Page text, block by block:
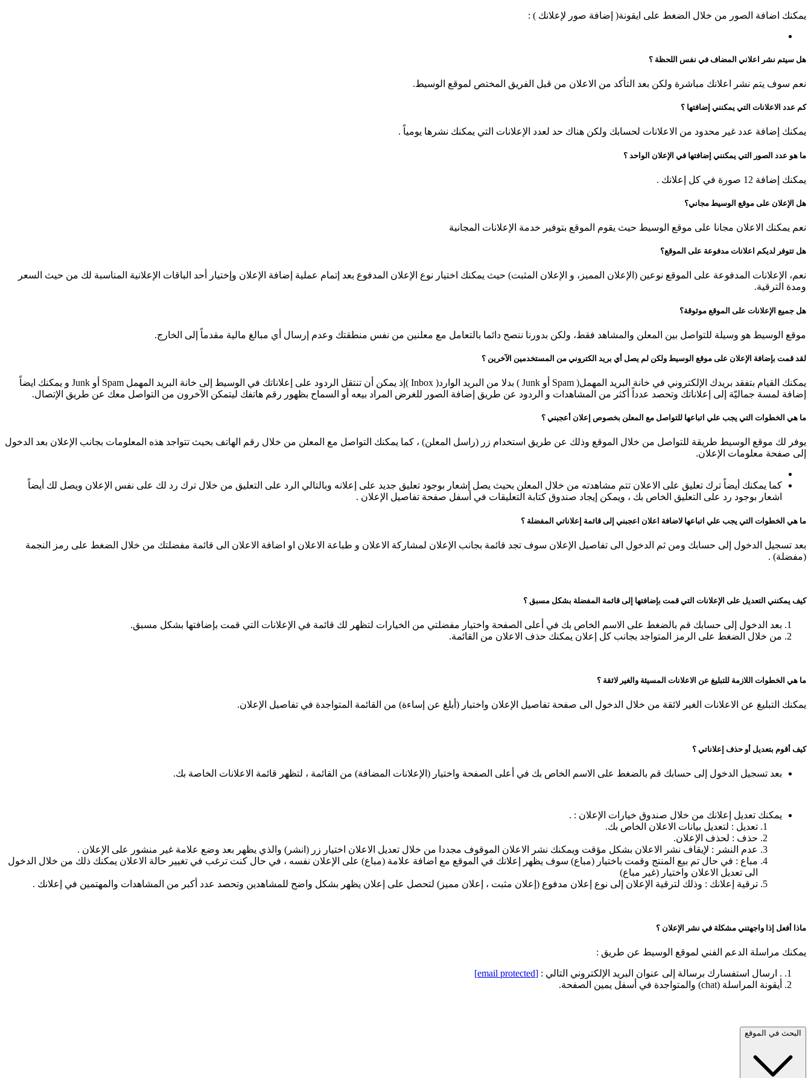
يمكنك اضافة الصور من خلال الضغط على ايقونة( إضافة صور لإعلانك ) :
هل سيتم نشر اعلاني المضاف في نفس اللحظة ؟
نعم سوف يتم نشر اعلانك مباشرة ولكن بعد التأكد من الاعلان من قبل الفريق المختص لموقع الوسيط.
كم عدد الاعلانات التي يمكنني إضافتها ؟
يمكنك إضافة عدد غير محدود من الاعلانات لحسابك ولكن هناك حد لعدد الإعلانات التي يمكنك نشرها يومياً .
ما هو عدد الصور التي يمكنني إضافتها في الإعلان الواحد ؟
يمكنك إضافة 12 صورة في كل إعلانك .
هل الإعلان على موقع الوسيط مجاني؟
نعم يمكنك الاعلان مجانا على موقع الوسيط حيث يقوم الموقع بتوفير خدمة الإعلانات المجانية
هل تتوفر لديكم اعلانات مدفوعة على الموقع؟
نعم، الإعلانات المدفوعة على الموقع نوعين (الإعلان المميز، و الإعلان المثبت) حيث يمكنك اختيار نوع الإعلان المدفوع بعد إتمام عملية إضافة الإعلان وإختيار أحد الباقات الإعلانية المناسبة لك من حيث السعر
ومدة الترقية.
هل جميع الإعلانات على الموقع موثوقة؟
موقع الوسيط هو وسيلة للتواصل بين المعلن والمشاهد فقط، ولكن بدورنا ننصح دائما بالتعامل مع معلنين من نفس منطقتك وعدم إرسال أي مبالغ مالية مقدماً إلى الخارج.
لقد قمت بإضافة الإعلان على موقع الوسيط ولكن لم يصل أي بريد الكتروني من المستخدمين الآخرين ؟
يمكنك القيام بتفقد بريدك الإلكتروني في خانة البريد المهمل( Spam أو Junk ) بدلا من البريد الوارد( Inbox )إذ يمكن أن تنتقل الردود على إعلاناتك في الوسيط إلى خانة البريد المهمل Spam أو Junk و يمكنك ايضاً
إضافة لمسة جماليّة إلى إعلاناتك وتحصد عدداً أكثر من المشاهدات و الردود عن طريق إضافة الصور للغرض المراد بيعه أو السماح بظهور رقم هاتفك ليتمكن الآخرون من التواصل معك عن طريق الإتصال.
ما هي الخطوات التي يجب علي اتباعها للتواصل مع المعلن بخصوص إعلان أعجبني ؟
يوفر لك موقع الوسيط طريقة للتواصل من خلال الموقع وذلك عن طريق استخدام زر (راسل المعلن) ، كما يمكنك التواصل مع المعلن من خلال رقم الهاتف بحيث تتواجد هذه المعلومات بجانب الإعلان بعد الدخول
إلى صفحة معلومات الإعلان.
كما يمكنك أيضاً ترك تعليق على الاعلان تتم مشاهدته من خلال المعلن بحيث يصل إشعار بوجود تعليق جديد على إعلانه وبالتالي الرد على التعليق من خلال ترك رد لك على نفس الإعلان ويصل لك أيضاً
اشعار بوجود رد على التعليق الخاص بك ، ويمكن إيجاد صندوق كتابة التعليقات في أسفل صفحة تفاصيل الإعلان .
ما هي الخطوات التي يجب علي اتباعها لاضافة اعلان اعجبني إلى قائمة إعلاناتي المفضلة ؟
بعد تسجيل الدخول إلى حسابك ومن ثم الدخول الى تفاصيل الإعلان سوف تجد قائمة بجانب الإعلان لمشاركة الاعلان و طباعة الاعلان او اضافة الاعلان الى قائمة مفضلتك من خلال الضغط على رمز النجمة
(مفضلة) .
كيف يمكنني التعديل على الإعلانات التي قمت بإضافتها إلى قائمة المفضلة بشكل مسبق ؟
بعد الدخول إلى حسابك قم بالضغط على الاسم الخاص بك في أعلى الصفحة واختيار مفضلتي من الخيارات لتظهر لك قائمة في الإعلانات التي قمت بإضافتها بشكل مسبق.
من خلال الضغط على الرمز المتواجد بجانب كل إعلان يمكنك حذف الاعلان من القائمة.
ما هي الخطوات اللازمة للتبليغ عن الاعلانات المسيئة والغير لائقة ؟
يمكنك التبليغ عن الاعلانات الغير لائقة من خلال الدخول الى صفحة تفاصيل الإعلان واختيار (أبلغ عن إساءة) من القائمة المتواجدة في تفاصيل الإعلان.
كيف أقوم بتعديل أو حذف إعلاناتي ؟
بعد تسجيل الدخول إلى حسابك قم بالضغط على الاسم الخاص بك في أعلى الصفحة واختيار (الإعلانات المضافة) من القائمة ، لتظهر قائمة الاعلانات الخاصة بك.
يمكنك تعديل إعلانك من خلال صندوق خيارات الإعلان : .
تعديل : لتعديل بيانات الاعلان الخاص بك.
حذف : لحذف الإعلان.
عدم النشر : لإيقاف نشر الاعلان بشكل مؤقت ويمكنك نشر الاعلان الموقوف مجددا من خلال تعديل الاعلان اختيار زر (انشر) والذي يظهر بعد وضع علامة غير منشور على الإعلان .
مباع : في حال تم بيع المنتج وقمت باختيار (مباع) سوف يظهر إعلانك في الموقع مع اضافة علامة (مباع) على الإعلان نفسه ، في حال كنت ترغب في تغيير حالة الاعلان يمكنك ذلك من خلال الدخول
الى تعديل الاعلان واختيار (غير مباع)
ترقية إعلانك : وذلك لترقية الإعلان إلى نوع إعلان مدفوع (إعلان مثبت ، إعلان مميز) لتحصل على إعلان يظهر بشكل واضح للمشاهدين وتحصد عدد أكبر من المشاهدات والمهتمين في إعلانك .
ماذا أفعل إذا واجهتني مشكلة في نشر الإعلان ؟
يمكنك مراسلة الدعم الفني لموقع الوسيط عن طريق :
. ارسال استفسارك برسالة إلى عنوان البريد الإلكتروني التالي : [email protected]
أيقونة المراسلة (chat) والمتواجدة في أسفل يمين الصفحة.
البحث في الموقع